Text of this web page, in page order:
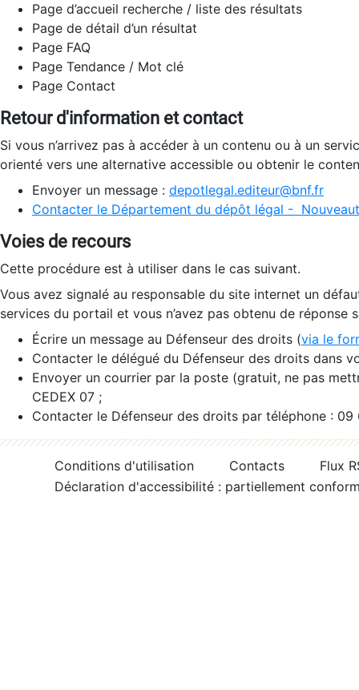
Page d’accueil recherche / liste des résultats
Page de détail d’un résultat
Page FAQ
Page Tendance / Mot clé
Page Contact
Retour d'information et contact
Si vous n’arrivez pas à accéder à un contenu ou à un
orienté vers une alternative accessible ou obtenir le
Envoyer un message : depotlegal.editeur@bnf.fr
Contacter le Département du dépôt légal -
Voies de recours
Cette procédure est à utiliser dans le cas suivant.
Vous avez signalé au responsable du site internet un
services du portail et vous n’avez pas obtenu de réponse
Écrire un message au Défenseur des droits (via le
Contacter le délégué du Défenseur des droits dans
Envoyer un courrier par la poste (gratuit, ne pas
CEDEX 07 ;
Contacter le Défenseur des droits par téléphone :
Conditions d'utilisation Contacts
Flux
Déclaration d'accessibilité : partiellement